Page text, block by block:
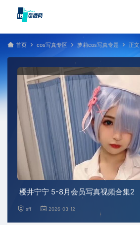
首页 cos写真专区 萝莉cos写真专题 正文
樱井宁宁 5-8月会员写真视频合集2
sff 2026-03-12